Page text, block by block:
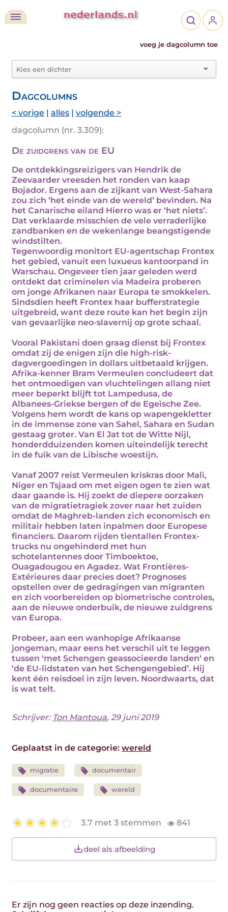
voeg je dagcolumn toe
Dagcolumns
< vorige | alles | volgende >
dagcolumn (nr. 3.309):
De zuidgrens van de EU
De ontdekkingsreizigers van Hendrik de
Zeevaarder vreesden het ronden van kaap
Bojador. Ergens aan de zijkant van West-Sahara
zou zich ‘het einde van de wereld’ bevinden. Na
het Canarische eiland Hierro was er ‘het niets’.
Dat verklaarde misschien de vele verraderlijke
zandbanken en de wekenlange beangstigende
windstilten.
Tegenwoordig monitort EU-agentschap Frontex
het gebied, vanuit een luxueus kantoorpand in
Warschau. Ongeveer tien jaar geleden werd
ontdekt dat criminelen via Madeira proberen
om jonge Afrikanen naar Europa te smokkelen.
Sindsdien heeft Frontex haar bufferstrategie
uitgebreid, want deze route kan het begin zijn
van gevaarlijke neo-slavernij op grote schaal.
Vooral Pakistani doen graag dienst bij Frontex
omdat zij de enigen zijn die high-risk-
dagvergoedingen in dollars uitbetaald krijgen.
Afrika-kenner Bram Vermeulen concludeert dat
het ontmoedigen van vluchtelingen allang niet
meer beperkt blijft tot Lampedusa, de
Albanees-Griekse bergen of de Egeïsche Zee.
Volgens hem wordt de kans op wapengekletter
in de immense zone van Sahel, Sahara en Sudan
gestaag groter. Van El Jat tot de Witte Nijl,
honderdduizenden komen uiteindelijk terecht
in de fuik van de Libische woestijn.
Vanaf 2007 reist Vermeulen kriskras door Mali,
Niger en Tsjaad om met eigen ogen te zien wat
daar gaande is. Hij zoekt de diepere oorzaken
van de migratietragiek zover naar het zuiden
omdat de Maghreb-landen zich economisch en
militair hebben laten inpalmen door Europese
financiers. Daarom rijden tientallen Frontex-
trucks nu ongehinderd met hun
schotelantennes door Timboektoe,
Ouagadougou en Agadez. Wat Frontières-
Extérieures daar precies doet? Prognoses
opstellen over de gedragingen van migranten
en zich voorbereiden op biometrische controles,
aan de nieuwe onderbuik, de nieuwe zuidgrens
van Europa.
Probeer, aan een wanhopige Afrikaanse
jongeman, maar eens het verschil uit te leggen
tussen ‘met Schengen geassocieerde landen‘ en
‘de EU-lidstaten van het Schengengebied’. Hij
kent één reisdoel in zijn leven. Noordwaarts, dat
is wat telt.
Schrijver: Ton Mantoua, 29 juni 2019
Geplaatst in de categorie: wereld
migratie documentair
documentaire wereld
3.7 met 3 stemmen 841
deel als afbeelding
Er zijn nog geen reacties op deze inzending.